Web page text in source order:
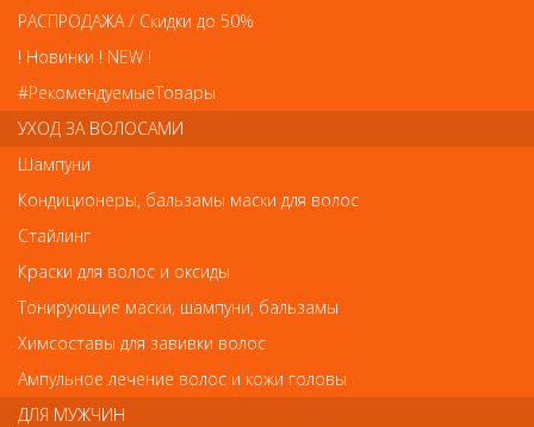
SEO
Деваль Сеточка для сушки и укладки волос
Деваль Сеточка для сушки и укладки волос
Арт.8171L
126
РАСПРОДАЖА / Скидки до 50%
! Новинки ! NEW !
#РекомендуемыеТовары
УХОД ЗА ВОЛОСАМИ
Шампуни
Кондиционеры, бальзамы маски для волос
Стайлинг
Краски для волос и оксиды
Тонирующие маски, шампуни, бальзамы
Химсоставы для завивки волос
Ампульное лечение волос и кожи головы
ДЛЯ МУЖЧИН